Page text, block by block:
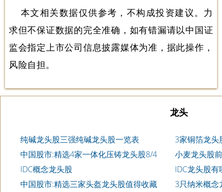
本文相关数据仅供参考，不构成投资建议。力
求但不保证数据的完全准确，如有错漏请以中国证
监会指定上市公司信息披露媒体为准，据此操作，
风险自担。
龙头
纯碱龙头股三强纯碱龙头股一览表
3家铜箔龙头
中国股市:精选4家一体化压铸龙头股8/4
小麦龙头股
IDC概念龙头股
IDC龙头股
中国股市:精选三家头盔龙头股值得收藏
3只纳米概念